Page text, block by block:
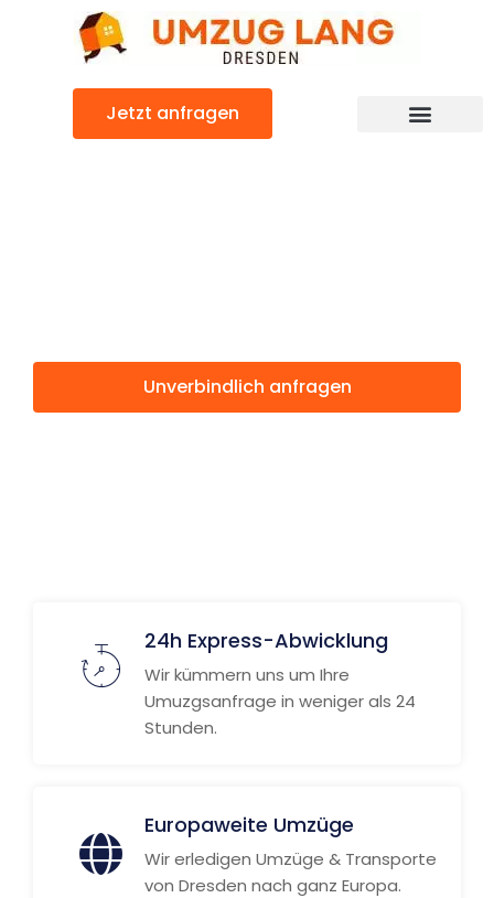
Jetzt anfragen
Unverbindlich anfragen
24h Express-Abwicklung
Wir kümmern uns um Ihre
Umuzgsanfrage in weniger als 24
Stunden.
Europaweite Umzüge
Wir erledigen Umzüge & Transporte
von Dresden nach ganz Europa.